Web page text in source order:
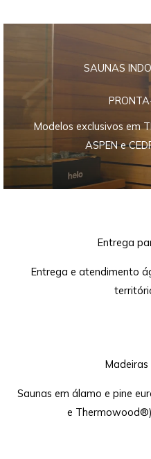
SAUNAS
Modelos exclusivos em
ASPEN e
Entrega
Entrega e atendimento
Saunas em álamo e pine
e